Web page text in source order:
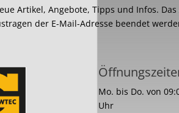
Artikel, Angebote, Tipps und Infos. Das
der E-Mail-Adresse beendet
Mo. bis Do. von
Uhr